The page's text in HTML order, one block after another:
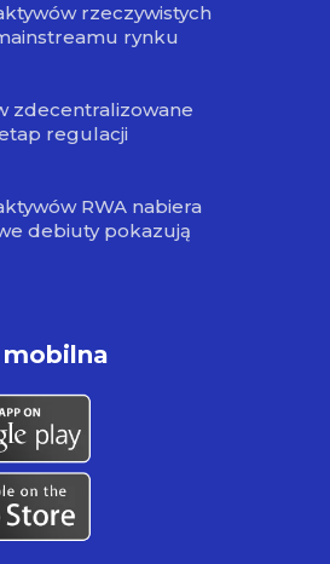
rzeczywistych
rynku
zdecentralizowane
regulacji
RWA nabiera
debiuty pokazują